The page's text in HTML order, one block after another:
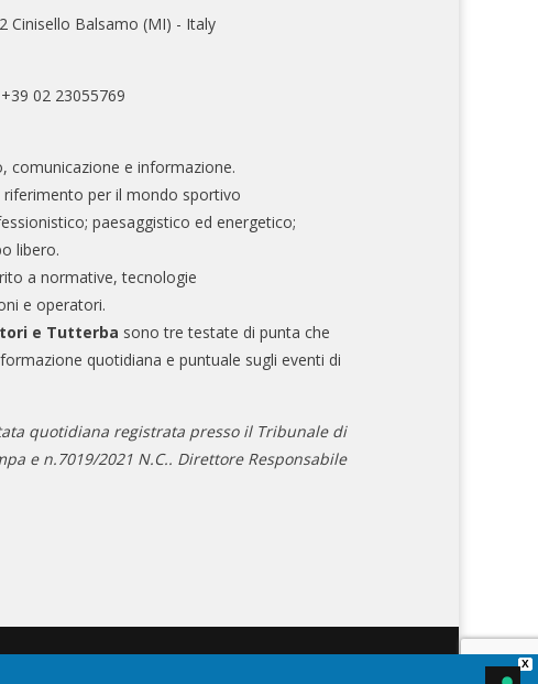
Cinisello Balsamo (MI) - Italy
02 23055769
comunicazione e informazione.
riferimento per il mondo sportivo
paesaggistico ed energetico;
libero.
a normative, tecnologie
e operatori.
e Tutterba sono tre testate di punta che
quotidiana e puntuale sugli eventi di
quotidiana registrata presso il Tribunale di
e n.7019/2021 N.C.. Direttore Responsabile
X